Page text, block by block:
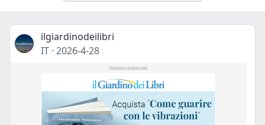
ilgiardinodeilibri
IT · 2026-4-28